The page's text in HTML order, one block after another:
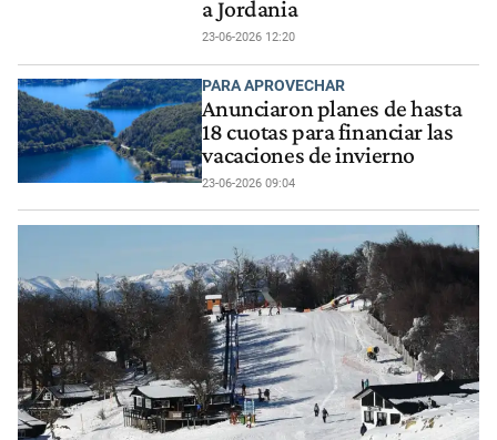
a Jordania
23-06-2026 12:20
PARA APROVECHAR
Anunciaron planes de hasta
18 cuotas para financiar las
vacaciones de invierno
23-06-2026 09:04